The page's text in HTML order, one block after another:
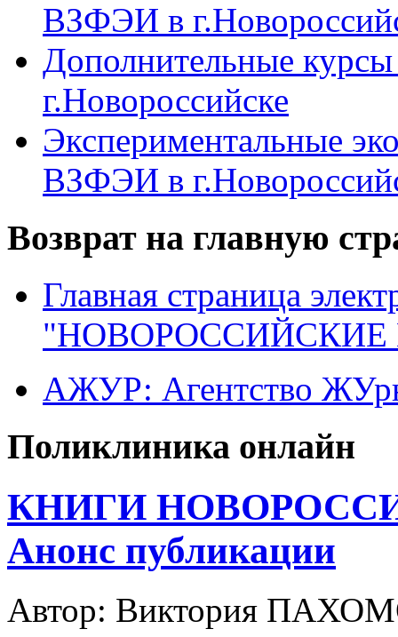
ВЗФЭИ в
Дополнительные
г.Новороссийске
Экспериментальные
ВЗФЭИ в
Возврат на главную
Главная страница
"НОВОРОССИЙСКИЕ
АЖУР: Агентство
Поликлиника онлайн
КНИГИ
Анонс публикации
Автор: Виктория